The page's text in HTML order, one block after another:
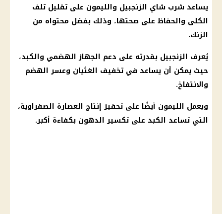
يساعد شرب شاي الزنجبيل والليمون على تقليل تلف
الكلى والحفاظ على صحتها، وذلك بفضل محتواه من
الزنك.
يُعرف الزنجبيل بقدرته على دعم الجهاز الهضمي والكبد،
حيث يمكن أن يساعد في تخفيف الغثيان وعسر الهضم
والانتفاخ.
ويعمل الليمون أيضًا على تحفيز إنتاج العصارة الصفراوية،
التي تساعد الكبد على تكسير الدهون بكفاءة أكبر.